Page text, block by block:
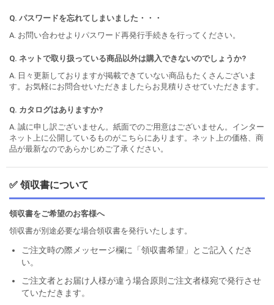
Q. パスワードを忘れてしまいました・・・
A. お問い合わせよりパスワード再発行手続きを行ってください。
Q. ネットで取り扱っている商品以外は購入できないのでしょうか?
A. 日々更新しておりますが掲載できていない商品もたくさんございま
す。お気軽にお問合せいただきましたらお見積りさせていただきます。
Q. カタログはありますか?
A. 誠に申し訳ございません。紙面でのご用意はございません。インター
ネット上に公開しているものがこちらにあります。ネット上の価格、商
品が最新なのであらかじめご了承ください。
✅ 領収書について
領収書をご希望のお客様へ
領収書が別途必要な場合領収書を発行いたします。
ご注文時の際メッセージ欄に「領収書希望」とご記入くださ
い。
ご注文者とお届け人様が違う場合原則ご注文者様宛で発行させ
ていただきます。